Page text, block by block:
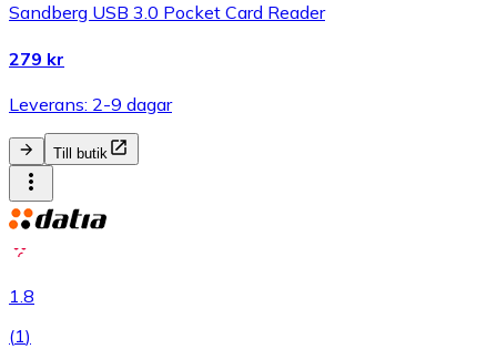
Sandberg USB 3.0 Pocket Card Reader
279 kr
Leverans: 2-9 dagar
Till butik
1.8
(1)